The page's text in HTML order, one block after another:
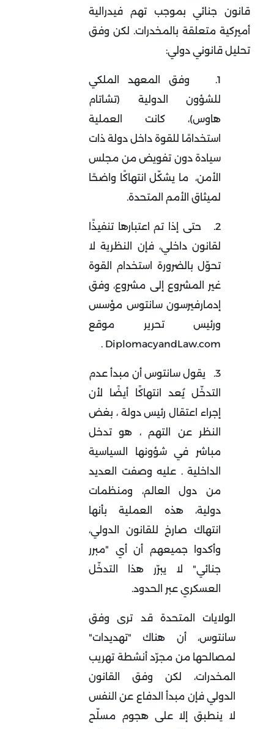
قانون جنائي بموجب تهم فيدرالية
أميركية متعلقة بالمخدرات. لكن وفق
تحليل قانوني دولي:
1.
وفق المعهد الملكي
للشؤون الدولية (تشاتام
هاوس)، كانت العملية
استخدامًا للقوة داخل دولة ذات
سيادة دون تفويض من مجلس
الأمن، ما يشكّل انتهاكًا واضحًا
لميثاق الأمم المتحدة.
2.
حتى إذا تم اعتبارها تنفيذًا
لقانون داخلي، فإن النظرية لا
تحوّل بالضرورة استخدام القوة
غير المشروع إلى مشروع، وفق
إدمارفيرسون سانتوس مؤسس
ورئيس تحرير موقع
DiplomacyandLaw.com
.
3.
يقول سانتوس أن مبدأ عدم
التدخّل يُعد انتهاكًا أيضًا لأن
إجراء اعتقال رئيس دولة ، بغض
النظر عن التهم ، هو تدخل
مباشر في شؤونها السياسية
الداخلية . عليه وصفت العديد
من دول العالم، ومنظمات
دولية، هذه العملية بأنها
انتهاك صارخ للقانون الدولي،
وأكدوا جميعهم أن أي "مبرر
جنائي" لا يبرّر هذا التدخّل
العسكري عبر الحدود.
الولايات المتحدة قد ترى وفق
سانتوس، أن هناك "تهديدات"
لمصالحها من مجرّد أنشطة تهريب
المخدرات، لكن وفق القانون
الدولي فإن مبدأ الدفاع عن النفس
لا ينطبق إلا على هجوم مسلّح